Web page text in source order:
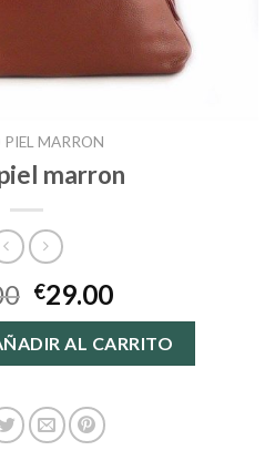
PIEL MARRON
marron
€29.00
AL CARRITO